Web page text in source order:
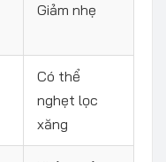
Giảm nhẹ
Có thể
nghẹt lọc
xăng